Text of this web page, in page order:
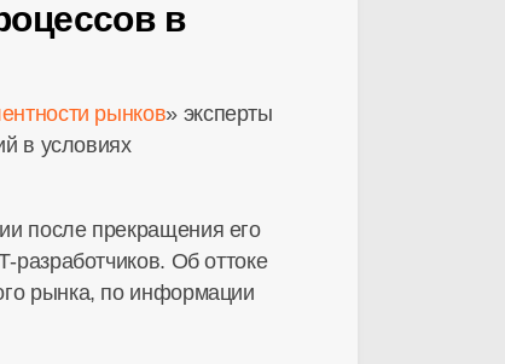
в
рынков» эксперты
в условиях
после прекращения его
разработчиков. Об оттоке
рынка, по информации